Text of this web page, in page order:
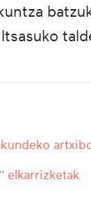
Itsasuko
elkarrizketak